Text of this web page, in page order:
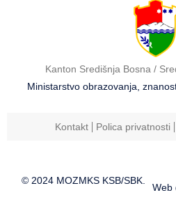
Kanton Središnja Bosna /
Ministarstvo obrazovanja,
Kontakt Polica privatnosti
© 2024 MOZMKS KSB/SBK.
Web